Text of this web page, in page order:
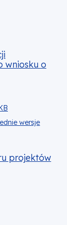
i
wniosku o
wersje
Działania 2.30 B
projektów